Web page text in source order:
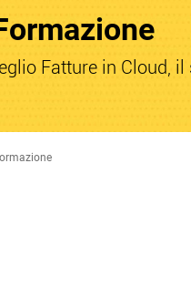
Fatture in Cloud,